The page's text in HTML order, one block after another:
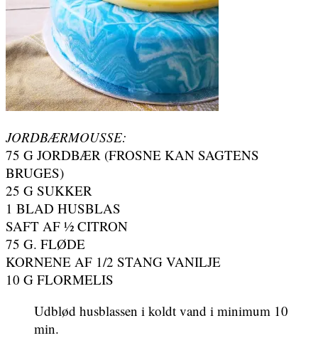
JORDBÆRMOUSSE:
75 G JORDBÆR (FROSNE KAN SAGTENS
BRUGES)
25 G SUKKER
1 BLAD HUSBLAS
SAFT AF ½ CITRON
75 G. FLØDE
KORNENE AF 1/2 STANG VANILJE
10 G FLORMELIS
Udblød husblassen i koldt vand i minimum 10
min.